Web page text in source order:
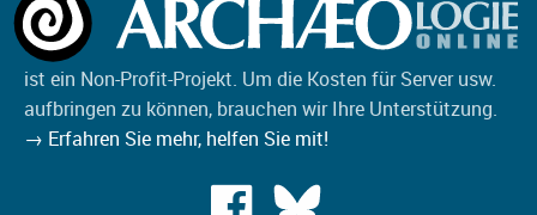
ist ein Non-Profit-Projekt. Um die Kosten für Server usw.
aufbringen zu können, brauchen wir Ihre Unterstützung.
→ Erfahren Sie mehr, helfen Sie mit!